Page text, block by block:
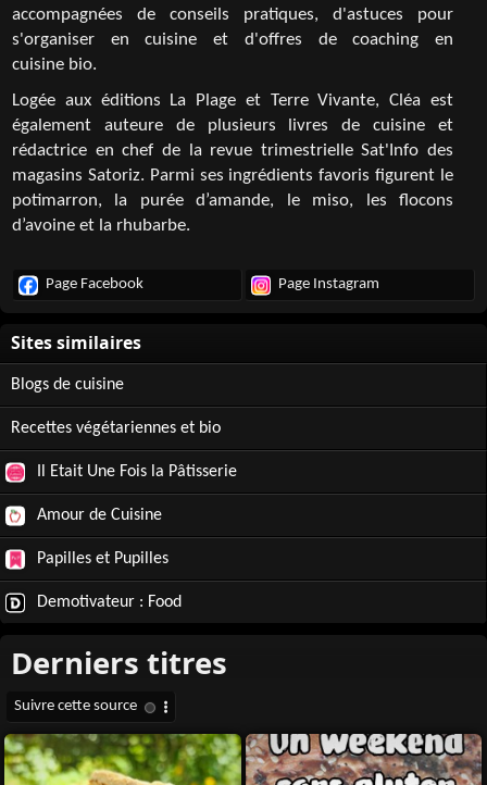
accompagnées de conseils pratiques, d'astuces pour
s'organiser en cuisine et d'offres de coaching en
cuisine bio.
Logée aux éditions La Plage et Terre Vivante, Cléa est
également auteure de plusieurs livres de cuisine et
rédactrice en chef de la revue trimestrielle Sat'Info des
magasins Satoriz. Parmi ses ingrédients favoris figurent le
potimarron, la purée d’amande, le miso, les flocons
d’avoine et la rhubarbe.
Page Facebook Page Instagram
Blogs de cuisine
Recettes végétariennes et bio
Il Etait Une Fois la Pâtisserie
Amour de Cuisine
Papilles et Pupilles
Demotivateur : Food